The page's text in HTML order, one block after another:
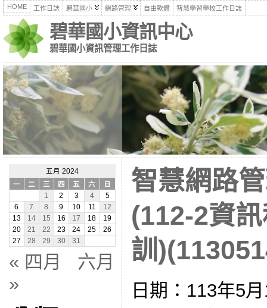
HOME 工作日誌 碧華國小 網路管理 自由軟體 智慧學習學校工作日誌
碧華國小資訊中心
碧華國小資訊管理工作日誌
五月 2024
一
二 三 四 五 六
日
1
2 3 4
5
6
7 8 9 10 11
12
13
14 15 16 17 18
19
20
21 22 23 24 25
26
27
28 29 30 31
« 四月
六月
»
智慧網路
(112-2資
訓
日期：113年5